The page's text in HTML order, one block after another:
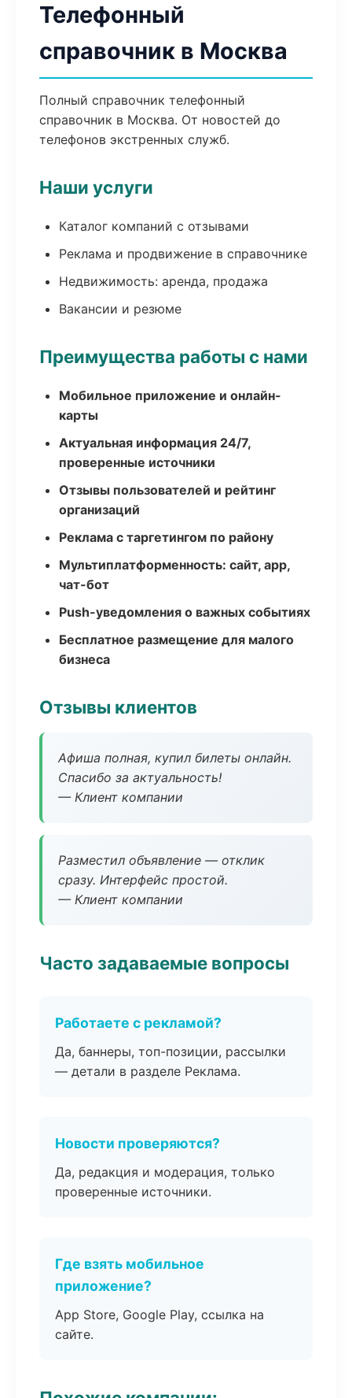
Телефонный
справочник в Москва
Полный справочник телефонный
справочник в Москва. От новостей до
телефонов экстренных служб.
Наши услуги
Каталог компаний с отзывами
Реклама и продвижение в справочнике
Недвижимость: аренда, продажа
Вакансии и резюме
Преимущества работы с нами
Мобильное приложение и онлайн-
карты
Актуальная информация 24/7,
проверенные источники
Отзывы пользователей и рейтинг
организаций
Реклама с таргетингом по району
Мультиплатформенность: сайт, app,
чат-бот
Push-уведомления о важных событиях
Бесплатное размещение для малого
бизнеса
Отзывы клиентов
Афиша полная, купил билеты онлайн.
Спасибо за актуальность!
— Клиент компании
Разместил объявление — отклик
сразу. Интерфейс простой.
— Клиент компании
Часто задаваемые вопросы
Работаете с рекламой?
Да, баннеры, топ-позиции, рассылки
— детали в разделе Реклама.
Новости проверяются?
Да, редакция и модерация, только
проверенные источники.
Где взять мобильное
приложение?
App Store, Google Play, ссылка на
сайте.